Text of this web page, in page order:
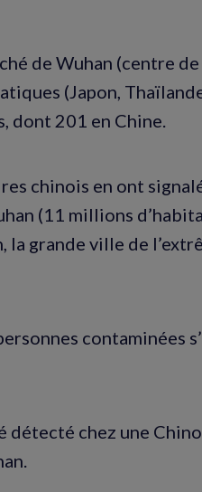
de Wuhan (centre
(Japon,
dont 201 en Chine.
chinois en ont
(11 millions
la grande ville de
contaminées
détecté chez une